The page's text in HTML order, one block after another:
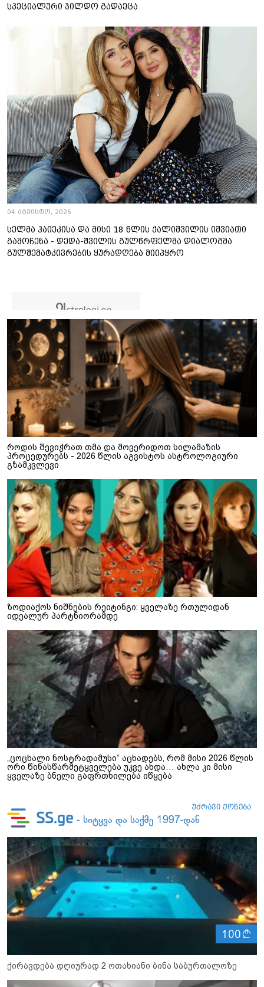
სპეციალური ჯილდო გადაეცა
04 აგვისტო, 2026
სელმა ჰაიეკისა და მისი 18 წლის ქალიშვილის იშვიათი
გამოჩენა - დედა-შვილის გულწრფელმა დიალოგმა
გულშემატკივრების ყურადღება მიიპყრო
როდის შევიჭრათ თმა და მოვერიდოთ სილამაზის
პროცედურებს - 2026 წლის აგვისტოს ასტროლოგიური
გზამკვლევი
ზოდიაქოს ნიშნების რეიტინგი: ყველაზე რთულიდან
იდეალურ პარტნიორამდე
„ცოცხალი ნოსტრადამუსი“ აცხადებს, რომ მისი 2026 წლის
ორი წინასწარმეტყველება უკვე ახდა… ახლა კი მისი
ყველაზე ბნელი გაფრთხილება იწყება
100
ქირავდება დღიურად 2 ოთახიანი ბინა საბურთალოზე